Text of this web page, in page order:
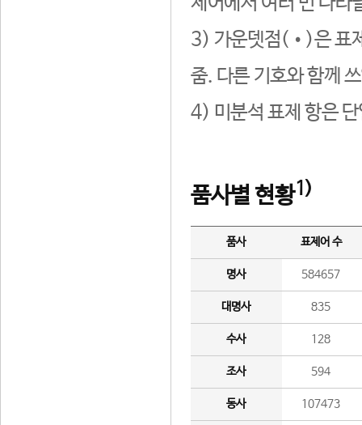
3) 가운뎃점(•)은 표
줌. 다른 기호와 함께
4) 미분석 표제 항은
품사별 현황1)
품사 표제어 수
명사 584657
대명사 835
수사 128
조사 594
동사 107473